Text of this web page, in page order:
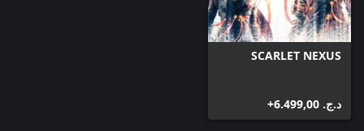
SCARLET NEXUS
د.ج.‏ 6.499,00+